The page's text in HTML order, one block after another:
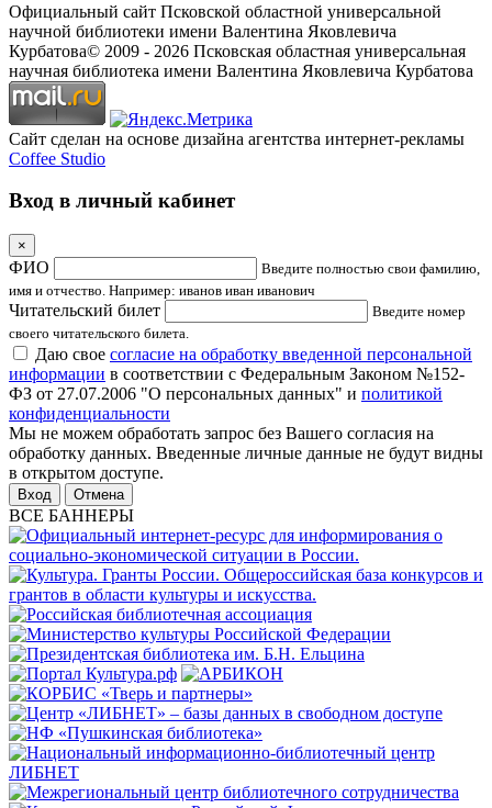
Официальный сайт Псковской областной универсальной
научной библиотеки имени Валентина Яковлевича
Курбатова© 2009 - 2026 Псковская областная универсальная
научная библиотека имени Валентина Яковлевича Курбатова
Сайт сделан на основе дизайна агентства интернет-рекламы
Coffee Studio
Вход в личный кабинет
×
ФИО
Введите полностью свои фамилию,
имя и отчество. Например: иванов иван иванович
Читательский билет
Введите номер
своего читательского билета.
Даю свое согласие на обработку введенной персональной
информации в соответствии с Федеральным Законом №152-
ФЗ от 27.07.2006 "О персональных данных" и политикой
конфиденциальности
Мы не можем обработать запрос без Вашего согласия на
обработку данных. Введенные личные данные не будут видны
в открытом доступе.
Отмена
ВСЕ БАННЕРЫ